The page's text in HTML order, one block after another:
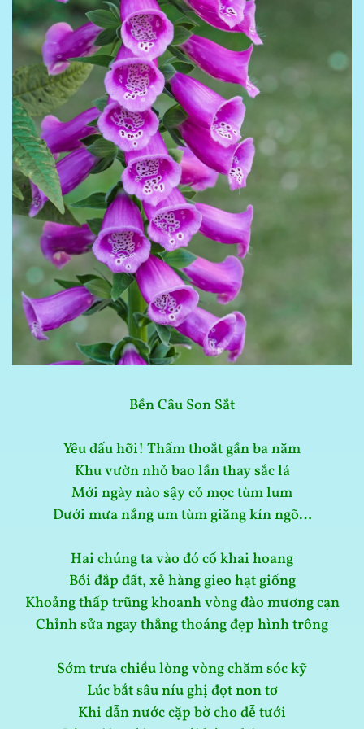
Bền Câu Son Sắt
Yêu dấu hỡi! Thấm thoắt gần ba năm
Khu vườn nhỏ bao lần thay sắc lá
Mới ngày nào sậy cỏ mọc tùm lum
Dưới mưa nắng um tùm giăng kín ngõ…
Hai chúng ta vào đó cố khai hoang
Bồi đắp đất, xẻ hàng gieo hạt giống
Khoảng thấp trũng khoanh vòng đào mương cạn
Chỉnh sửa ngay thẳng thoáng đẹp hình trông
Sớm trưa chiều lòng vòng chăm sóc kỹ
Lúc bắt sâu níu ghị đọt non tơ
Khi dẫn nước cặp bờ cho dễ tưới